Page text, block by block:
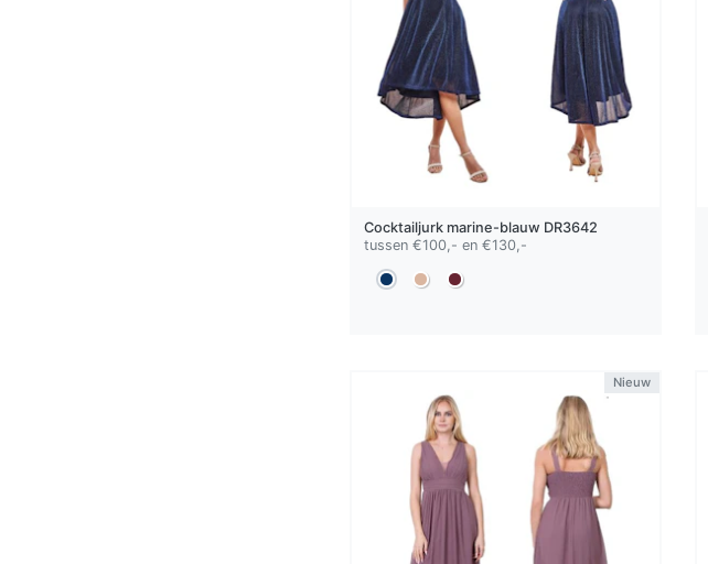
Cocktailjurk marine-blauw DR3642
tussen €100,- en €130,-
Nieuw